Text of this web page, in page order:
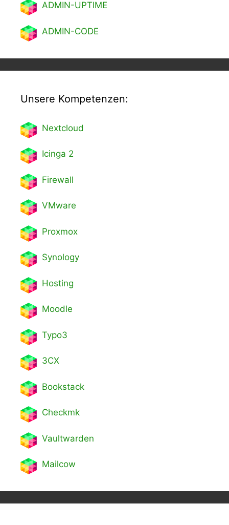
ADMIN-UPTIME
ADMIN-CODE
Unsere Kompetenzen:
Nextcloud
Icinga 2
Firewall
VMware
Proxmox
Synology
Hosting
Moodle
Typo3
3CX
Bookstack
Checkmk
Vaultwarden
Mailcow